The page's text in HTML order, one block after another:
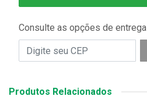
Consulte as opções de entrega
Produtos Relacionados